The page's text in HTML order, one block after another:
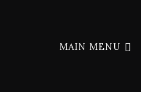
MAIN MENU